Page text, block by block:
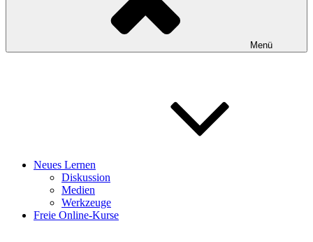
Menü
Neues Lernen
Diskussion
Medien
Werkzeuge
Freie Online-Kurse